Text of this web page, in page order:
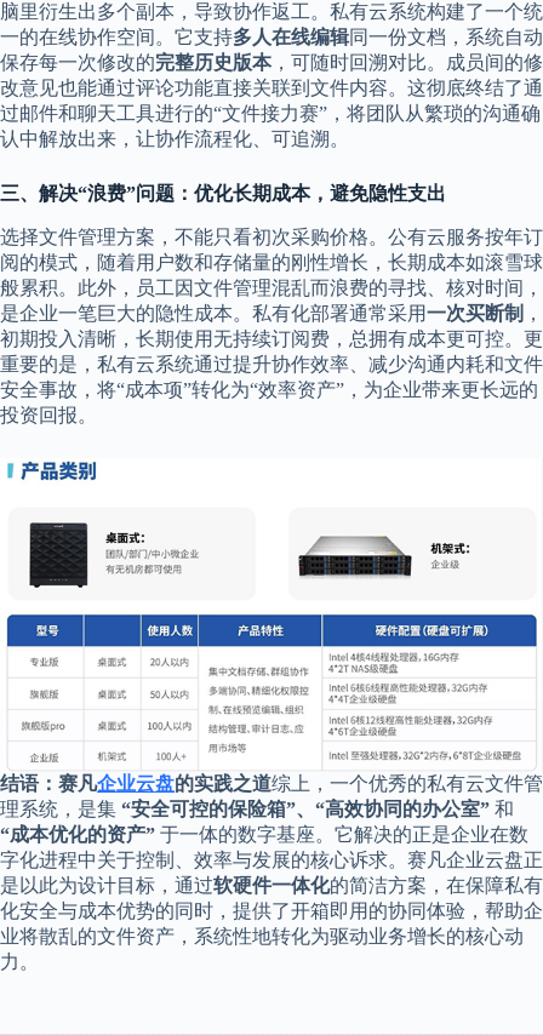
脑里衍生出多个副本，导致协作返工。私有云系统构建了一个统
一的在线协作空间。它支持多人在线编辑同一份文档，系统自动
保存每一次修改的完整历史版本，可随时回溯对比。成员间的修
改意见也能通过评论功能直接关联到文件内容。这彻底终结了通
过邮件和聊天工具进行的“文件接力赛”，将团队从繁琐的沟通确
认中解放出来，让协作流程化、可追溯。
三、解决“浪费”问题：优化长期成本，避免隐性支出
选择文件管理方案，不能只看初次采购价格。公有云服务按年订
阅的模式，随着用户数和存储量的刚性增长，长期成本如滚雪球
般累积。此外，员工因文件管理混乱而浪费的寻找、核对时间，
是企业一笔巨大的隐性成本。私有化部署通常采用一次买断制 ，
初期投入清晰，长期使用无持续订阅费，总拥有成本更可控。更
重要的是，私有云系统通过提升协作效率、减少沟通内耗和文件
安全事故，将“成本项”转化为“效率资产”，为企业带来更长远的
投资回报。
结语：赛凡企业云盘的实践之道综上，一个优秀的私有云文件管
理系统，是集 “安全可控的保险箱”、“高效协同的办公室” 和
“成本优化的资产” 于一体的数字基座。它解决的正是企业在数
字化进程中关于控制、效率与发展的核心诉求。赛凡企业云盘正
是以此为设计目标，通过软硬件一体化的简洁方案，在保障私有
化安全与成本优势的同时，提供了开箱即用的协同体验，帮助企
业将散乱的文件资产，系统性地转化为驱动业务增长的核心动
力。